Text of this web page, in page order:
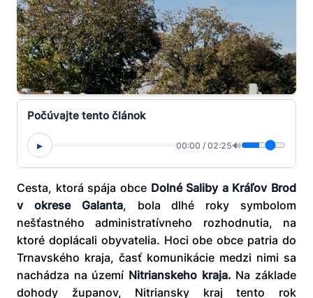
Počúvajte tento článok
▸ 00:00 / 02:25🔊
Cesta, ktorá spája obce Dolné Saliby a Kráľov Brod
v okrese Galanta, bola dlhé roky symbolom
nešťastného administratívneho rozhodnutia, na
ktoré doplácali obyvatelia. Hoci obe obce patria do
Trnavského kraja, časť komunikácie medzi nimi sa
nachádza na území Nitrianskeho kraja. Na základe
dohody županov, Nitriansky kraj tento rok